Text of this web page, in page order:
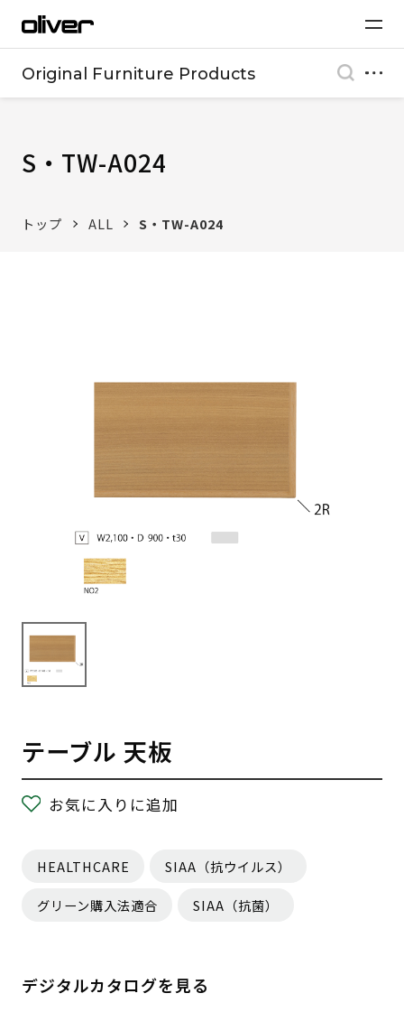
Original Furniture Products
S・TW-A024
トップ ALL S・TW-A024
テーブル 天板
お気に入りに追加
HEALTHCARE SIAA（抗ウイルス）
グリーン購入法適合 SIAA（抗菌）
デジタルカタログを見る